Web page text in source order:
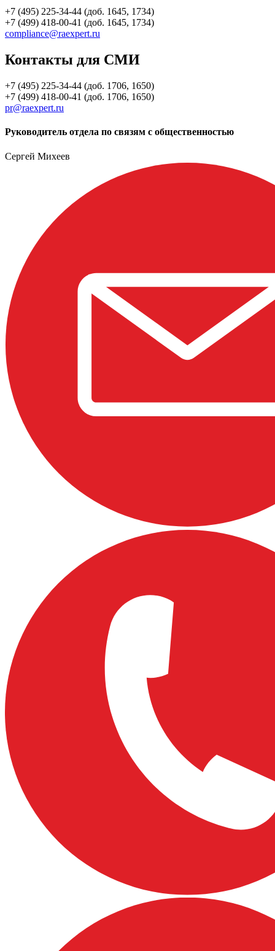
+7 (495) 225-34-44 (доб. 1645, 1734)
+7 (499) 418-00-41 (доб. 1645, 1734)
compliance@raexpert.ru
Контакты для СМИ
+7 (495) 225-34-44 (доб. 1706, 1650)
+7 (499) 418-00-41 (доб. 1706, 1650)
pr@raexpert.ru
Руководитель отдела по связям с общественностью
Сергей Михеев